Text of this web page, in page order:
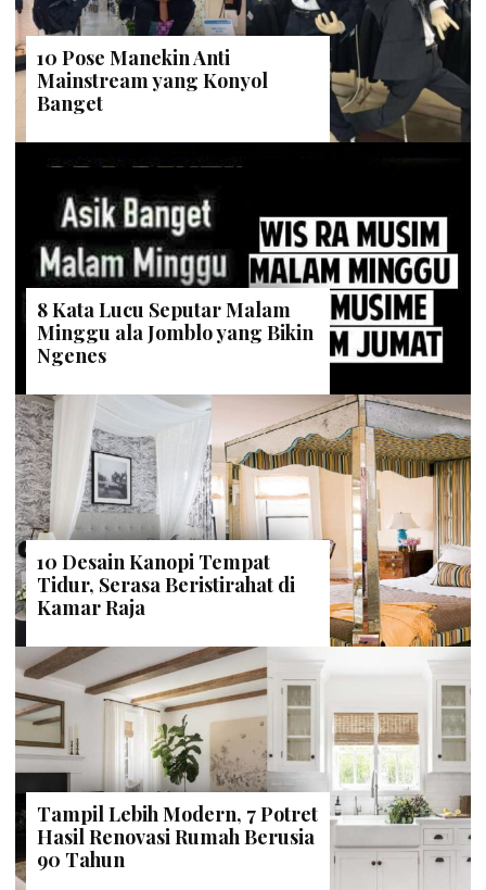
10 Pose Manekin Anti
Mainstream yang Konyol
Banget
8 Kata Lucu Seputar Malam
Minggu ala Jomblo yang Bikin
Ngenes
10 Desain Kanopi Tempat
Tidur, Serasa Beristirahat di
Kamar Raja
Tampil Lebih Modern, 7 Potret
Hasil Renovasi Rumah Berusia
90 Tahun